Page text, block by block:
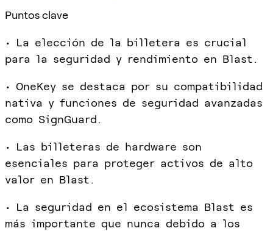
Puntos clave
• La elección de la billetera es crucial
para la seguridad y rendimiento en Blast.
• OneKey se destaca por su compatibilidad
nativa y funciones de seguridad avanzadas
como SignGuard.
• Las billeteras de hardware son
esenciales para proteger activos de alto
valor en Blast.
• La seguridad en el ecosistema Blast es
más importante que nunca debido a los